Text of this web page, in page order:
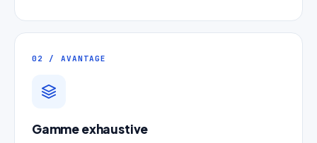
02 / AVANTAGE
Gamme exhaustive
Devis Page286 : Courroie